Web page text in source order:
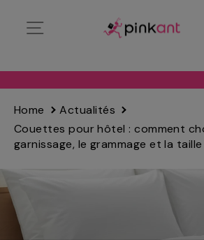
directamente
Home
Actualités
Couettes pour hôtel : comment
garnissage, le grammage et la